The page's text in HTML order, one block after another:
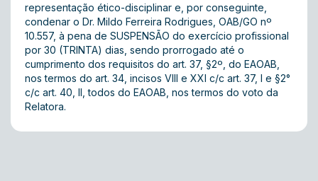
representação ético-disciplinar e, por conseguinte,
condenar o Dr. Mildo Ferreira Rodrigues, OAB/GO nº
10.557, à pena de SUSPENSÃO do exercício profissional
por 30 (TRINTA) dias, sendo prorrogado até o
cumprimento dos requisitos do art. 37, §2º, do EAOAB,
nos termos do art. 34, incisos VIII e XXI c/c art. 37, I e §2°
c/c art. 40, II, todos do EAOAB, nos termos do voto da
Relatora.